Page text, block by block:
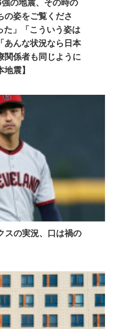
の地震、その時の
の姿をご覧くださ
」「こういう姿は
あんな状況なら日本
関係者も同じように
震】
スの実況、口は禍の